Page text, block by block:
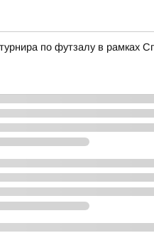
по футзалу в рамках